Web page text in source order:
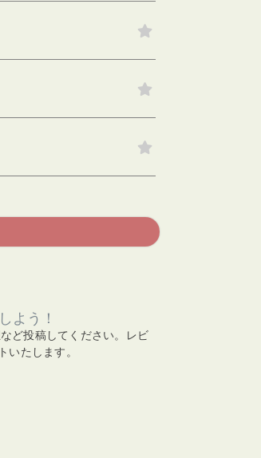
よう！
ど投稿してください。レビ
いたします。